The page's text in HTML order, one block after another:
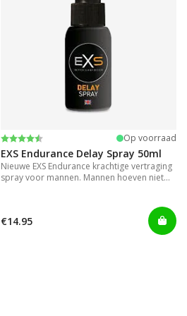
Beoordeling:
4.3 uit 5 sterren Op voorraad
EXS Endurance Delay Spray 50ml
Nieuwe EXS Endurance krachtige vertraging
spray voor mannen. Mannen hoeven niet
€14.95